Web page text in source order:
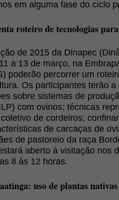
em alguma fase do ciclo
roteiro de tecnologias
de 2015 da Dinapec
a 13 de março, na
poderão percorrer um
Os participantes terão
sobre sistemas de
com ovinos; técnicas
de cordeiros;
de carcaças de
de pastoreio da raça
aberto à visitação nos
8 às 12 horas.
uso de plantas